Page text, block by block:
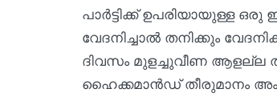
പാര്‍ട്ടിക്ക് ഉപരിയായുള്ള
വേദനിച്ചാല്‍ തനിക്കും
ദിവസം മുളച്ചുവീണ ആളല്ല
ഹൈക്കമാന്‍ഡ് തീരുമാനം